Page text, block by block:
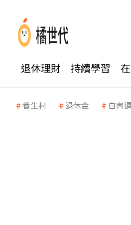
退休理財 持續學習
養生村 退休金 自書